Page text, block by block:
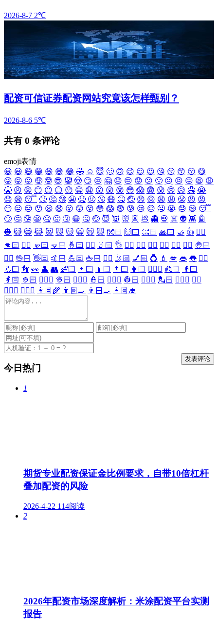
2026-8-7 2℃
配资可信证券配资网站究竟该怎样甄别？
2026-8-6 5℃
共有 0 条评论
emoji表情
😀 😃 😄 😁 😆 😅 😂 🤣 ☺️ 😇 🙂 🙃 😉 😌 😍 😘 😗 😙 😚 😋
😜 😝 😛 🤑 🤓 😎 🤡 🤠 😏 😒 🤗 😞 😔 😟 😕 🙁 ☹️ 😣 😖 😫 😩
😤 😠 😡 😶 😐 😑 😯 😦 😧 😮 😲 😵 😳 😱 😨 😰 😢 😥 🤤 😭
😓 😪 😴 🙄 🤔 🤥 😬 🤐 🤢 🤧 😷 🤒 🤕 😣 😖 😫 😩 😤 😠 😡
😶 😐 😑 😯 😦 😧 😮 😲 😵 😳 😱 😨 😰 😢 😥 🤤 😭 😓 😪 😴
🙄 🤔 🤥 😬 🤐 🤢 🤧 😷 🤒 🤕 😈 👿 👹 👺 💩 👻 💀 ☠️ 👽 👾 🤖
🎃 😺 😸 😹 😻 😼 😽 🙀 😿 😾 👐🏻 🙌🏻 👏🏻 🙏🏻 🤝 👍 👎🏻
👊🏻 ✊🏻 🤛🏻 🤜🏻 🤞🏻 ✌🏻 🤘🏻 👌 👈🏻 👉🏻 👆🏻 👇🏻 ☝🏻 ✋🏻 🤚🏻
🖐🏻 🖖🏻 👋🏻 🤙🏻 💪🏻 🖕🏻 ✍🏻 🤳🏻 💅🏻 💍 💄 💋 👄 👅 👂🏻
👃🏻 👣 👀 👤 👥 👶🏻 👦🏻 👧🏻 👨🏻 👩🏻 👱🏻‍♀️ 👱🏻
👴🏻
👵🏻 👲🏻 👳🏻‍♀️ 👳🏻 👮🏻‍♀️ 👮🏻 👷🏻‍♀️ 👷🏻 💂🏻‍♀️ 💂🏻 🕵🏻‍♀️ 🕵🏻
👩🏻‍⚕️ 👨🏻‍⚕️ 👩🏻‍🌾 👩🏻‍🍳 👨🏻‍🍳 👩🏻‍🎓
今日热门
1
期货专业配资保证金比例要求，自带10倍杠杆
叠加配资的风险
2026-4-22 114阅读
2
2026年配资市场深度解析：米涂配资平台实测
报告